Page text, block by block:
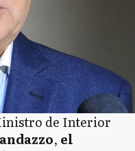
de Interior
, el